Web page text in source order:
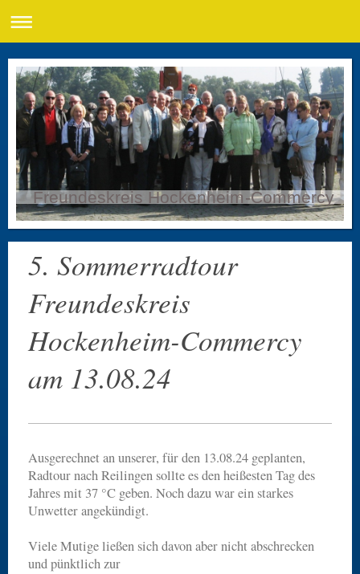
Freundeskreis Hockenheim-Commercy
5. Sommerradtour
Freundeskreis
Hockenheim-Commercy
am 13.08.24
Ausgerechnet an unserer, für den 13.08.24 geplanten,
Radtour nach Reilingen sollte es den heißesten Tag des
Jahres mit 37 °C geben. Noch dazu war ein starkes
Unwetter angekündigt.
Viele Mutige ließen sich davon aber nicht abschrecken
und pünktlich zur